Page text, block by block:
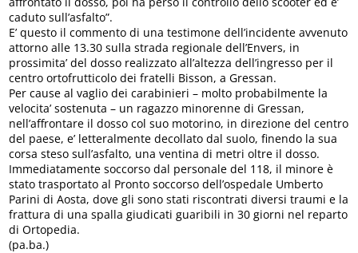
caduto sull’asfalto”.
E’ questo il commento di una testimone dell’incidente avvenuto
attorno alle 13.30 sulla strada regionale dell’Envers, in
prossimita’ del dosso realizzato all’altezza dell’ingresso per il
centro ortofrutticolo dei fratelli Bisson, a Gressan.
Per cause al vaglio dei carabinieri – molto probabilmente la
velocita’ sostenuta – un ragazzo minorenne di Gressan,
nell’affrontare il dosso col suo motorino, in direzione del centro
del paese, e’ letteralmente decollato dal suolo, finendo la sua
corsa steso sull’asfalto, una ventina di metri oltre il dosso.
Immediatamente soccorso dal personale del 118, il minore è
stato trasportato al Pronto soccorso dell’ospedale Umberto
Parini di Aosta, dove gli sono stati riscontrati diversi traumi e la
frattura di una spalla giudicati guaribili in 30 giorni nel reparto
di Ortopedia.
(pa.ba.)